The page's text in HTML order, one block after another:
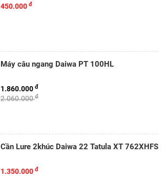
450.000 đ
Máy câu ngang Daiwa PT 100HL
2.060.000đ
1.860.000 đ
Cần Lure 2khúc Daiwa 22 Tatula XT 762XHFS
1.350.000 đ